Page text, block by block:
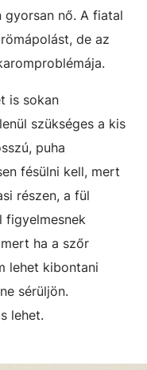
nő. A fiatal
de az
is sokan
szükséges a kis
puha
fésülni kell, mert
részen, a fül
figyelmesnek
ha a szőr
lehet kibontani
sérüljön.
lehet.